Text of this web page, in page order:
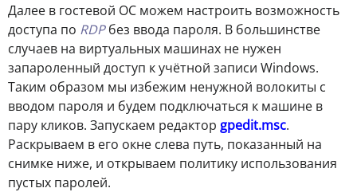
Далее в гостевой ОС можем настроить возможность
доступа по RDPбез ввода пароля. В большинстве
случаев на виртуальных машинах не нужен
запароленный доступ к учётной записи Windows.
Таким образом мы избежим ненужной волокиты с
вводом пароля и будем подключаться к машине в
пару кликов. Запускаем редактор gpedit.msc.
Раскрываем в его окне слева путь, показанный на
снимке ниже, и открываем политику использования
пустых паролей.